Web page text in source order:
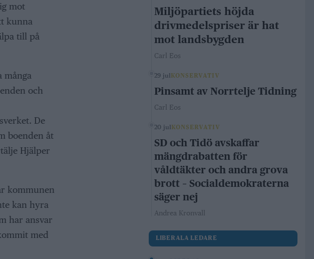
mot
kunna
till på
många
och
De
boenden åt
Hjälper
kommunen
kan hyra
har ansvar
med
Miljöpartiets höjda
drivmedelspriser är hat
mot landsbygden
Carl Eos
29 jul KONSERVATIV
Pinsamt av Norrtelje Tidning
Carl Eos
20 jul KONSERVATIV
SD och Tidö avskaffar
mängdrabatten för
våldtäkter och andra grova
brott – Socialdemokraterna
säger nej
Andrea Kronvall
LIBERALA LEDARE